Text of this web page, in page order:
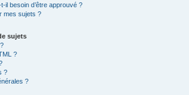
il besoin d’être approuvé ?
mes sujets ?
sujets
?
?
?